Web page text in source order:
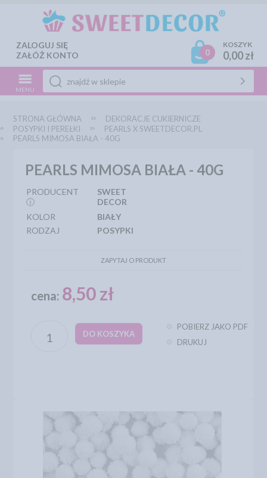
ZALOGUJ SIĘ
ZAŁÓŻ KONTO
0
KOSZYK
0,00 zł
MENU
STRONA GŁÓWNA
DEKORACJE CUKIERNICZE
POSYPKI I PEREŁKI
PEARLS X SWEETDECOR.PL
PEARLS MIMOSA BIAŁA - 40G
PEARLS MIMOSA BIAŁA - 40G
PRODUCENT
ⓘ
SWEET
DECOR
KOLOR
BIAŁY
RODZAJ
POSYPKI
ZAPYTAJ O PRODUKT
cena: 8,50 zł
DO KOSZYKA
POBIERZ JAKO PDF
DRUKUJ